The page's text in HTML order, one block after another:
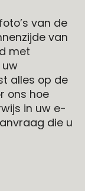
van de
van
met
alles op de
ons hoe
in uw e-
die u